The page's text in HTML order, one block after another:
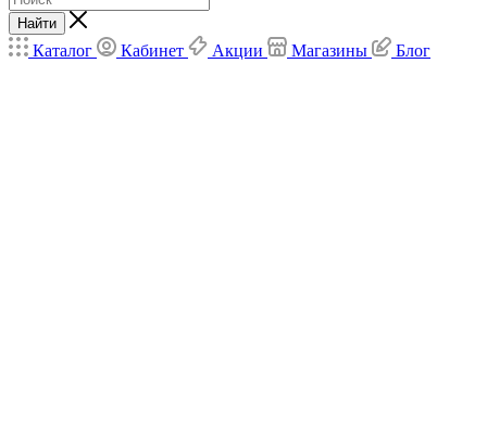
Найти
Каталог Кабинет Акции Магазины Блог